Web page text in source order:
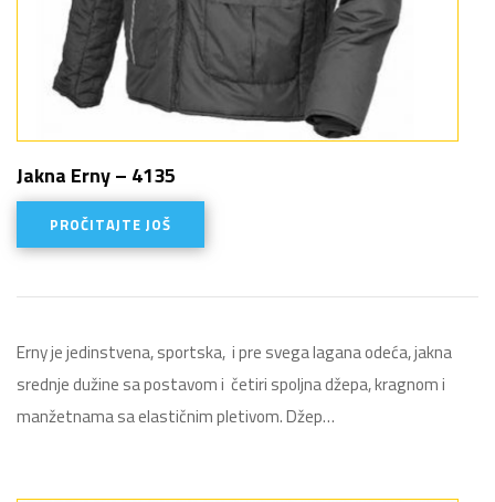
Jakna Erny – 4135
PROČITAJTE JOŠ
Erny je jedinstvena, sportska, i pre svega lagana odeća, jakna
srednje dužine sa postavom i četiri spoljna džepa, kragnom i
manžetnama sa elastičnim pletivom. Džep…